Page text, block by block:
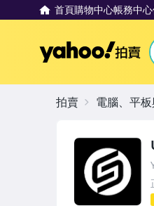
首頁購物中心帳務中心
拍賣 電腦、平